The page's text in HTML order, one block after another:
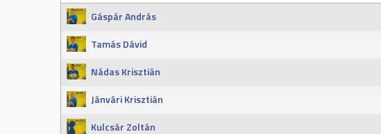
Gáspár András
Tamás Dávid
Nádas Krisztián
Jánvári Krisztián
Kulcsár Zoltán